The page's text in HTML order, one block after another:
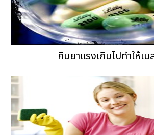
กินยาแรงเกินไปทำให้เบ